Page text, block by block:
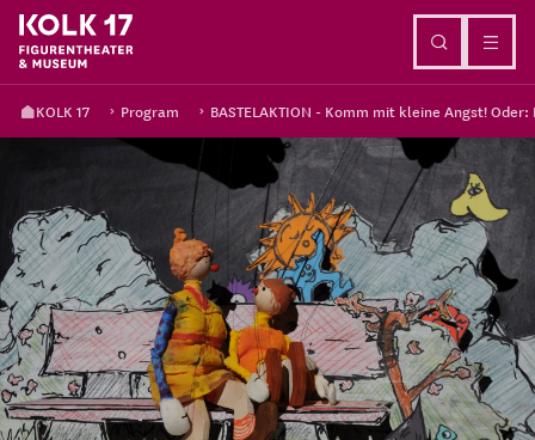
KOLK 17 Program BASTELAKTION - Komm mit kleine Angst!